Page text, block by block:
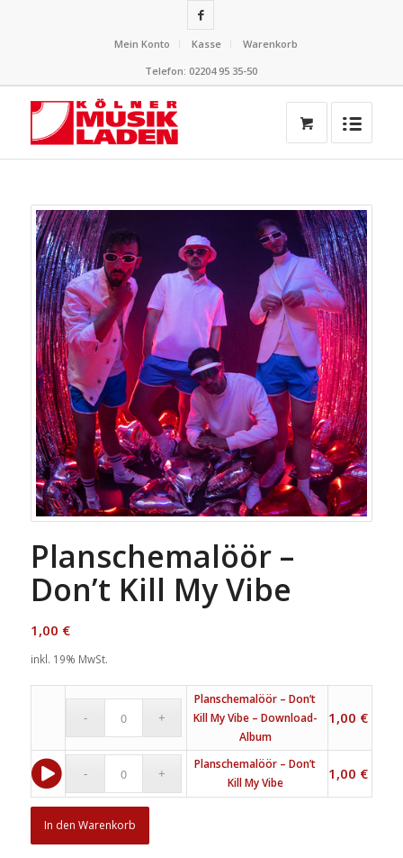
Mein Konto Kasse
Warenkorb
Telefon: 02204 95 35-50
Planschemalöör –
Don’t Kill My Vibe
1,00 €
inkl. 19% MwSt.
Planschemalöör – Don’t
Kill My Vibe – Download-
Album
1,00 €
Planschemalöör – Don’t
Kill My Vibe
1,00 €
In den Warenkorb